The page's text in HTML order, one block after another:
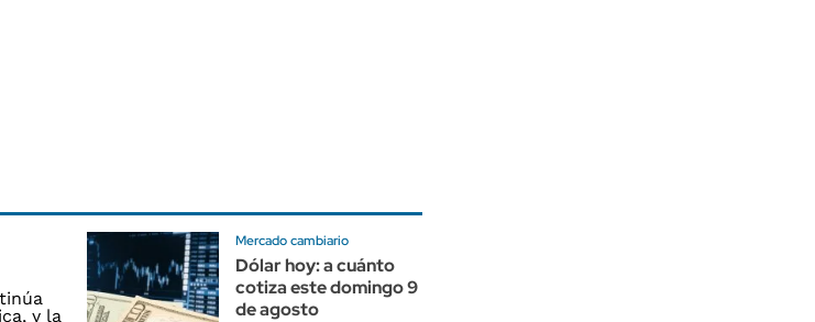
Mercado cambiario
Dólar hoy: a cuánto
cotiza este domingo 9
de agosto